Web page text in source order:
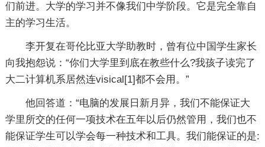
们前进。大学的学习并不像我们中学阶段。它是完全靠自
主的学习生活。
李开复在哥伦比亚大学助教时，曾有位中国学生家长
向我抱怨说：“你们大学里到底在教些什么?我孩子读完了
大二计算机系居然连visical[1]都不会用。”
他回答道：“电脑的发展日新月异，我们不能保证大
学里所交的任何一项技术在五年以后仍然管用，我们也不
能保证学生可以学会每一种技术和工具。我们能保证的是: